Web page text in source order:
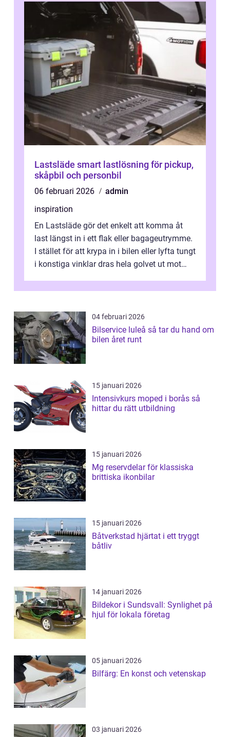
Lastsläde smart lastlösning för pickup,
skåpbil och personbil
06 februari 2026
admin
inspiration
En Lastsläde gör det enkelt att komma åt
last längst in i ett flak eller bagageutrymme.
I stället för att krypa in i bilen eller lyfta tungt
i konstiga vinklar dras hela golvet ut mot
04 februari 2026
Bilservice luleå så tar du hand om
bilen året runt
15 januari 2026
Intensivkurs moped i borås så
hittar du rätt utbildning
15 januari 2026
Mg reservdelar för klassiska
brittiska ikonbilar
15 januari 2026
Båtverkstad hjärtat i ett tryggt
båtliv
14 januari 2026
Bildekor i Sundsvall: Synlighet på
hjul för lokala företag
05 januari 2026
Bilfärg: En konst och vetenskap
03 januari 2026